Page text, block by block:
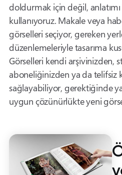
doldurmak için değil,
kullanıyoruz. Makale veya
görselleri seçiyor, gereken
düzenlemeleriyle tasarıma
Görselleri kendi arşivinizden,
aboneliğinizden ya da telifsiz
sağlayabiliyor, gerektiğinde
uygun çözünürlükte yeni